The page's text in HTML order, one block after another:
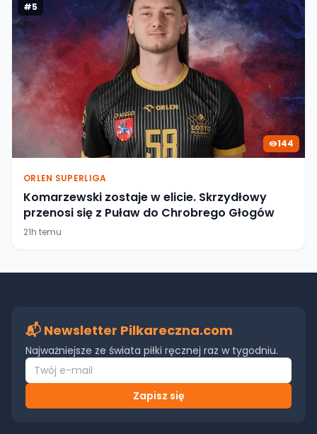
#5
144
ORLEN SUPERLIGA
Komarzewski zostaje w elicie. Skrzydłowy
przenosi się z Puław do Chrobrego Głogów
21h temu
📬 Newsletter Pilkareczna.com
Najważniejsze ze świata piłki ręcznej raz w tygodniu.
Zapisz się